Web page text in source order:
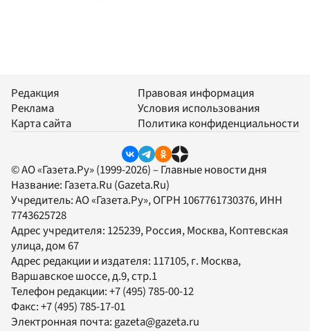
Редакция
Реклама
Карта сайта
Правовая информация
Условия использования
Политика конфиденциальности
© АО «Газета.Ру» (1999-2026) – Главные новости дня
Название: Газета.Ru (Gazeta.Ru)
Учредитель:АО «Газета.Ру», ОГРН 1067761730376, ИНН
7743625728
Адрес учредителя: 125239, Россия, Москва, Коптевская
улица, дом 67
Адрес редакции и издателя: 117105, г. Москва,
Варшавское шоссе, д.9, стр.1
Телефон редакции:+7 (495) 785-00-12
Факс:+7 (495) 785-17-01
Электронная почта: gazeta@gazeta.ru